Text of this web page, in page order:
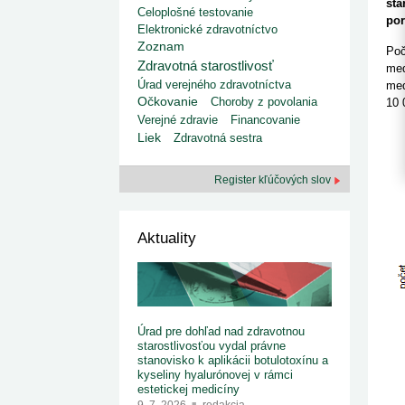
1. 7. 2026
redakcia
Ministerstvo zdravotníctva zverejnilo aktualizovaný
zoznam kategori...
29. 6. 2026
redakcia
Rezort zdravotníctva zverejnil zoznam
kategorizovaných špeciálnych ...
29. 6. 2026
redakcia
Výzva na podporu dostupnosti zdravotnej
starostlivosti v centrách z...
Od 1. augusta 2026 sa
implementáciu nových
10
Celoplošné testovanie
Elektronické zdravotníctvo
Zoznam
Zdravotná starostlivosť
Úrad verejného zdravotníctva
Očkovanie
Choroby z povolania
Verejné zdravie
Financovanie
Liek Zdravotná sestra
Register kľúčových slov
Aktuality
Úrad pre dohľad nad zdravotnou
starostlivosťou vydal právne
stanovisko k aplikácii botulotoxínu a
kyseliny hyalurónovej v rámci
estetickej medicíny